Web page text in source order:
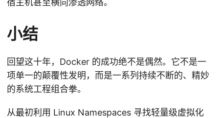
小结
回望这十年，Docker 的成功绝不是偶然。它不是一
项单一的颠覆性发明，而是一系列持续不断的、精妙
的系统工程组合拳。
从最初利用 Linux Namespaces 寻找轻量级虚拟化